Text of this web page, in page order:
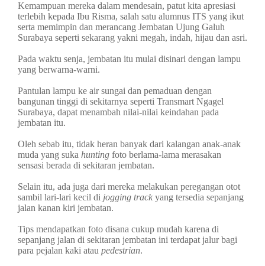
Kemampuan mereka dalam mendesain, patut kita apresiasi
terlebih kepada Ibu Risma, salah satu alumnus ITS yang ikut
serta memimpin dan merancang Jembatan Ujung Galuh
Surabaya seperti sekarang yakni megah, indah, hijau dan asri.
Pada waktu senja, jembatan itu mulai disinari dengan lampu
yang berwarna-warni.
Pantulan lampu ke air sungai dan pemaduan dengan
bangunan tinggi di sekitarnya seperti Transmart Ngagel
Surabaya, dapat menambah nilai-nilai keindahan pada
jembatan itu.
Oleh sebab itu, tidak heran banyak dari kalangan anak-anak
muda yang suka hunting foto berlama-lama merasakan
sensasi berada di sekitaran jembatan.
Selain itu, ada juga dari mereka melakukan peregangan otot
sambil lari-lari kecil di jogging track yang tersedia sepanjang
jalan kanan kiri jembatan.
Tips mendapatkan foto disana cukup mudah karena di
sepanjang jalan di sekitaran jembatan ini terdapat jalur bagi
para pejalan kaki atau pedestrian.